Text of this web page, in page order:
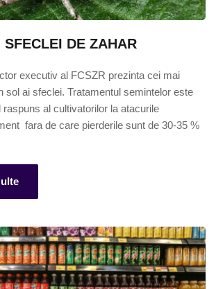
SFECLEI DE ZAHAR
executiv al FCSZR prezinta cei mai
sol ai sfeclei. Tratamentul semintelor este
al cultivatorilor la atacurile
fara de care pierderile sunt de 30-35 %